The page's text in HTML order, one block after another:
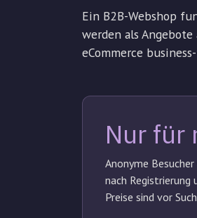
Ein B2B-Webshop
werden als
eCommerce
Nur für
Anonyme
nach Registrierung
Preise sind vor